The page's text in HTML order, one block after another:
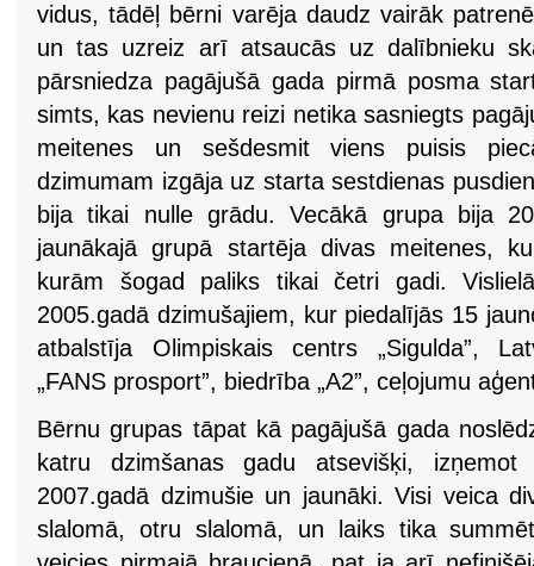
vidus, tādēļ bērni varēja daudz vairāk
un tas uzreiz arī atsaucās uz dalībnieku
pārsniedza pagājušā gada pirmā posma
simts, kas nevienu reizi netika sasniegts
meitenes un sešdesmit viens puisis
dzimumam izgāja uz starta sestdienas
bija tikai nulle grādu. Vecākā grupa bija
jaunākajā grupā startēja divas meitenes,
kurām šogad paliks tikai četri gadi.
2005.gadā dzimušajiem, kur piedalījās 15
atbalstīja Olimpiskais centrs „Sigulda”,
„FANS prosport”, biedrība „A2”, ceļojumu
Bērnu grupas tāpat kā pagājušā gada
katru dzimšanas gadu atsevišķi,
2007.gadā dzimušie un jaunāki. Visi veica
slalomā, otru slalomā, un laiks tika